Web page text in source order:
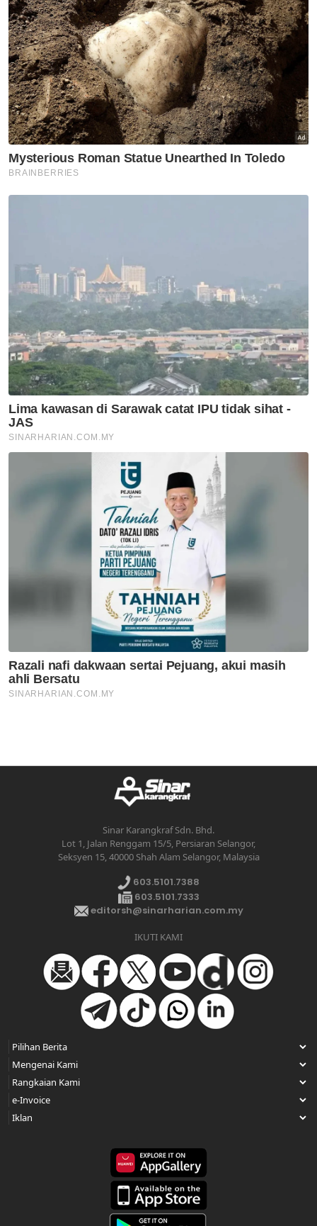
Sinar Karangkraf Sdn. Bhd.
Lot 1, Jalan Renggam 15/5, Persiaran Selangor,
Seksyen 15, 40000 Shah Alam Selangor, Malaysia
603.5101.7388
603.5101.7333
editorsh@sinarharian.com.my
IKUTI KAMI